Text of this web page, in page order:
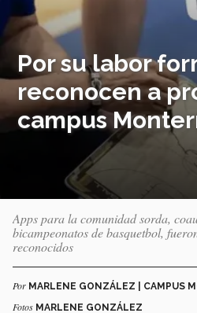
Por su labor
reconocen a
campus
Apps para la comunidad sorda,
bicampeonatos de basquetbol,
reconocidos
Por MARLENE GONZÁLEZ | CAMPUS
Fotos MARLENE GONZÁLEZ